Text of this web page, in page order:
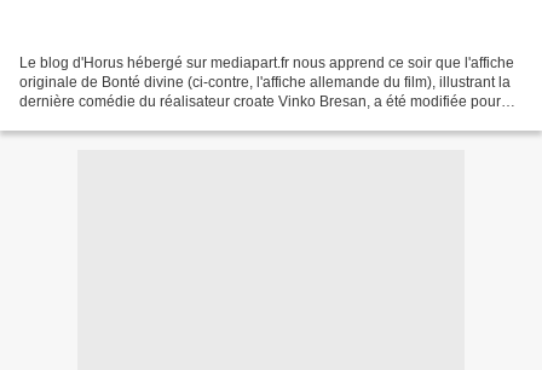
Le blog d'Horus hébergé sur mediapart.fr nous apprend ce soir que l'affiche
originale de Bonté divine (ci-contre, l'affiche allemande du film), illustrant la
dernière comédie du réalisateur croate Vinko Bresan, a été modifiée pour